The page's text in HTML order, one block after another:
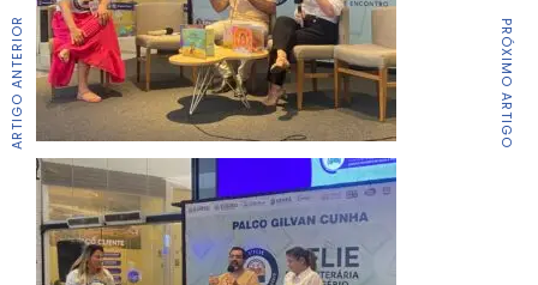
ARTIGO ANTERIOR PRÓXIMO ARTIGO